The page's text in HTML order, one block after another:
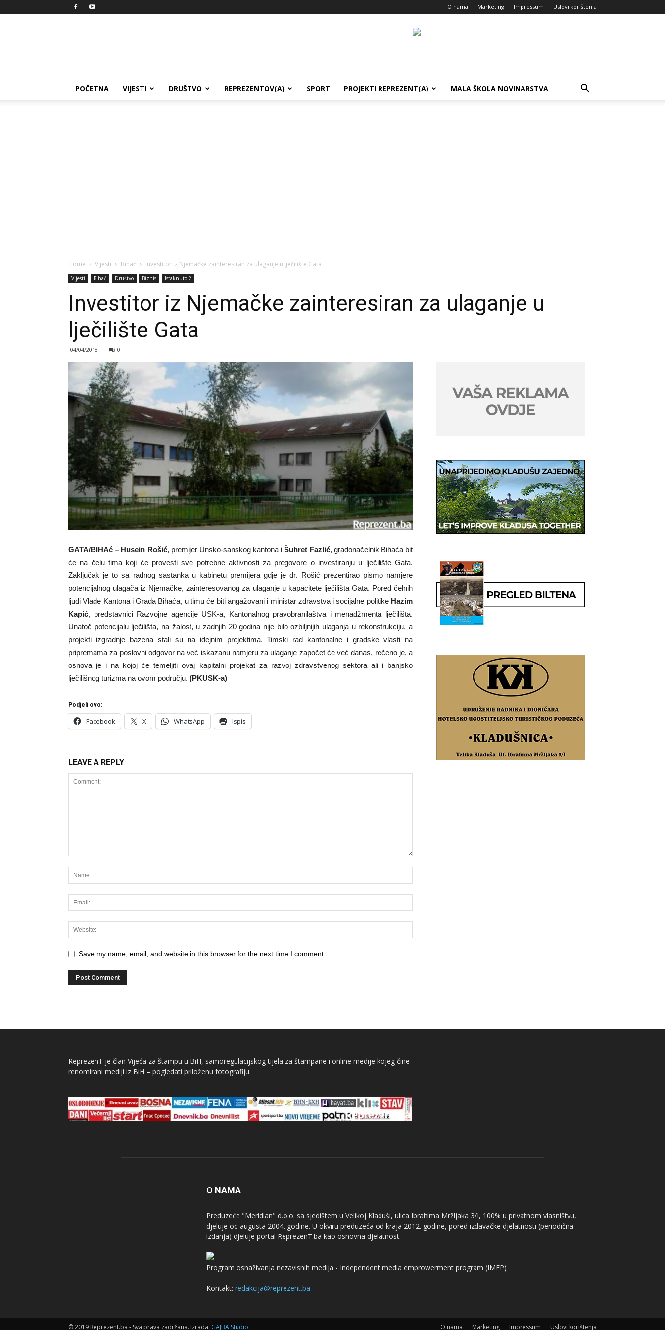
O nama Marketing Impressum Uslovi korištenja
POČETNA VIJESTI DRUŠTVO REPREZENTOV(A) SPORT PROJEKTI REPREZENT(A) MALA ŠKOLA NOVINARSTVA
Home Vijesti Bihać Investitor iz Njemačke zainteresiran za ulaganje u lječilište Gata
Vijesti Bihać Društvo Biznis Istaknuto 2
Investitor iz Njemačke zainteresiran za ulaganje u
lječilište Gata
04/04/2018 0
GATA/BIHAć – Husein Rošić, premijer Unsko-sanskog kantona iŠuhret Fazlić, gradonačelnik Bihaća bit
će na čelu tima koji će provesti sve potrebne aktivnosti za pregovore o investiranju u lječilište Gata.
Zaključak je to sa radnog sastanka u kabinetu premijera gdje je dr. Rošić prezentirao pismo namjere
potencijalnog ulagača iz Njemačke, zainteresovanog za ulaganje u kapacitete lječilišta Gata. Pored čelnih
ljudi Vlade Kantona i Grada Bihaća, u timu će biti angažovani i ministar zdravstva i socijalne politike Hazim
Kapić, predstavnici Razvojne agencije USK-a, Kantonalnog pravobranilaštva i menadžmenta lječilišta.
Unatoč potencijalu lječilišta, na žalost, u zadnjih 20 godina nije bilo ozbiljnijih ulaganja u rekonstrukciju, a
projekti izgradnje bazena stali su na idejnim projektima. Timski rad kantonalne i gradske vlasti na
pripremama za poslovni odgovor na već iskazanu namjeru za ulaganje započet će već danas, rečeno je, a
osnova je i na kojoj će temeljiti ovaj kapitalni projekat za razvoj zdravstvenog sektora ali i banjsko
lječilišnog turizma na ovom području. (PKUSK-a)
Podjeli ovo:
Facebook X WhatsApp Ispis
LEAVE A REPLY
Save my name, email, and website in this browser for the next time I comment.
ReprezenT je član Vijeća za štampu u BiH, samoregulacijskog tijela za štampane i online medije kojeg čine
renomirani mediji iz BiH – pogledati priloženu fotografiju.
O NAMA
Preduzeće "Meridian" d.o.o. sa sjedištem u Velikoj Kladuši, ulica Ibrahima Mržljaka 3/I, 100% u privatnom vlasništvu,
djeluje od augusta 2004. godine. U okviru preduzeća od kraja 2012. godine, pored izdavačke djelatnosti (periodična
izdanja) djeluje portal ReprezenT.ba kao osnovna djelatnost.
Program osnaživanja nezavisnih medija - Independent media emprowerment program (IMEP)
Kontakt: redakcija@reprezent.ba
O nama Marketing Impressum Uslovi korištenja
© 2019 Reprezent.ba - Sva prava zadržana. Izrada: GAJBA Studio.